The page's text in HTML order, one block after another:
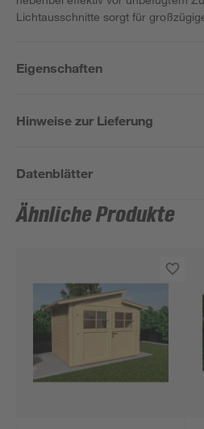
Lichtausschnitte sorgt für
Eigenschaften
Hinweise zur Lieferung
Datenblätter
Ähnliche Produkte